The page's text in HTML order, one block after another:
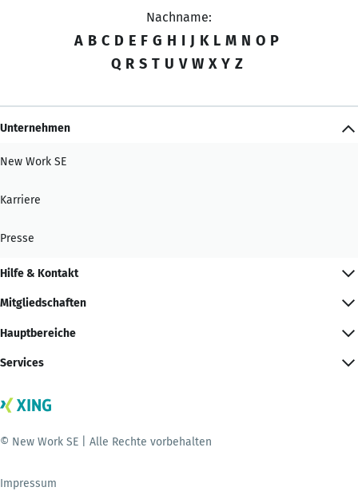
Nachname:
A B C D E F G H I J K L M N O P
Q R S T U V W X Y Z
Unternehmen
New Work SE
Karriere
Presse
Hilfe & Kontakt
Mitgliedschaften
Hauptbereiche
Services
© New Work SE | Alle Rechte vorbehalten
Impressum